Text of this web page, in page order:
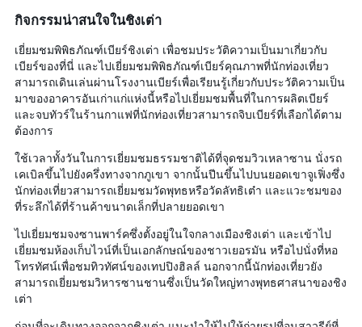
กิจกรรมน่าสนใจในชิงเต่า
เยี่ยมชมพิพิธภัณฑ์เบียร์ชิงเต่า เพื่อชมประวัติความเป็นมาเกี่ยวกับ
เบียร์ของที่นี่ และไปเยี่ยมชมพิพิธภัณฑ์เบียร์คุณภาพที่นักท่องเที่ยว
สามารถเดินเล่นผ่านโรงงานเบียร์เพื่อเรียนรู้เกี่ยวกับประวัติความเป็น
มาของอาคารอันเก่าแก่แห่งนี้หรือไปเยี่ยมชมพื้นที่ในการผลิตเบียร์
และจบทัวร์ในร้านกาแฟที่นักท่องเที่ยวสามารถจิบเบียร์ที่เลือกได้ตาม
ต้องการ
ใช้เวลาทั้งวันในการเยี่ยมชมธรรมชาติได้ที่จุดชมวิวเหลาซาน นั่งรถ
เคเบิลขึ้นไปยังครึ่งทางจากภูเขา จากนั้นปีนขึ้นไปบนยอดเขาจูเฟิ่งซึ่ง
นักท่องเที่ยวสามารถเยี่ยมชมวัดพุทธหรือวัดลัทธิเต๋า และแวะชมของ
ที่ระลึกได้ที่ร้านค้าขนาดเล็กที่ปลายยอดเขา
ไปเยี่ยมชมจงซานพาร์คซึ่งตั้งอยู่ในใจกลางเมืองชิงเต่า และเข้าไป
เยี่ยมชมห้องเก็บไวน์ที่เป็นเอกลักษณ์ของชาวเยอรมัน หรือไปนั่งที่หอ
โทรทัศน์เพื่อชมทิวทัศน์ของเทปปิงฮิลล์ นอกจากนี้นักท่องเที่ยวยัง
สามารถเยี่ยมชมวิหารซานชานซึ่งเป็นวัดใหญ่ทางพุทธศาสนาของชิง
เต่า